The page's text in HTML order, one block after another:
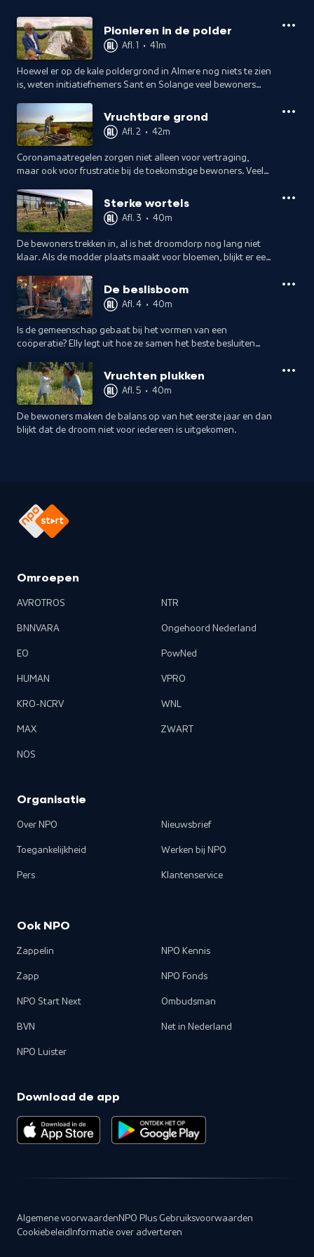
Pionieren in de polder
Afl. 1 • 41m
Hoewel er op de kale poldergrond in Almere nog niets te zien
is, weten initiatiefnemers Sant en Solange veel bewoners
van het nieuwe dorp.Vruchtbare grond
Afl. 2 • 42m
Coronamaatregelen zorgen niet alleen voor vertraging,
maar ook voor frustratie bij de toekomstige bewoners. Veel
waar ze elkaar leren kennen.Sterke wortels
Afl. 3 • 40m
De bewoners trekken in, al is het droomdorp nog lang niet
klaar. Als de modder plaats maakt voor bloemen, blijkt er een
worden afgebouwd? De beslisboom
Afl. 4 • 40m
Is de gemeenschap gebaat bij het vormen van een
coöperatie? Elly legt uit hoe ze samen het beste besluiten
werkgroepen om, loopeenden en fietsenhokken.
Vruchten plukken
Afl. 5 • 40m
De bewoners maken de balans op van het eerste jaar en dan
blijkt dat de droom niet voor iedereen is uitgekomen.
Omroepen
AVROTROS
BNNVARA
EO
HUMAN
KRO-NCRV
MAX
NOS
NTR
Ongehoord Nederland
PowNed
VPRO
WNL
ZWART
Organisatie
Over NPO
Toegankelijkheid
Pers
Nieuwsbrief
Werken bij NPO
Klantenservice
Ook NPO
Zappelin
Zapp
NPO Start Next
BVN
NPO Luister
NPO Kennis
NPO Fonds
Ombudsman
Net in Nederland
Download de app
Algemene voorwaarden NPO Plus Gebruiksvoorwaarden
Cookiebeleid Informatie over adverteren